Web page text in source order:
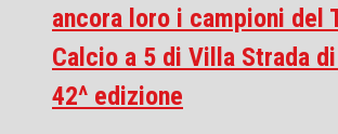
ancora loro i campioni del
Calcio a 5 di Villa Strada
42^ edizione